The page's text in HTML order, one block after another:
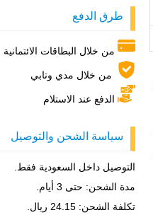
طرق الدفع
من خلال البطاقات الائتمانية
من خلال مدي وتابي
الدفع عند الاستلام
سياسة الشحن والتوصيل
التوصيل داخل السعودية فقط.
مدة الشحن: حتى 3 أيام.
تكلفة الشحن: 24.15 ريال.